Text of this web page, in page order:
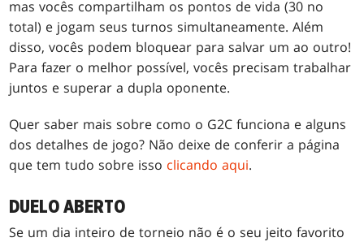
mas vocês compartilham os pontos de vida (30 no
total) e jogam seus turnos simultaneamente. Além
disso, vocês podem bloquear para salvar um ao outro!
Para fazer o melhor possível, vocês precisam trabalhar
juntos e superar a dupla oponente.
Quer saber mais sobre como o G2C funciona e alguns
dos detalhes de jogo? Não deixe de conferir a página
que tem tudo sobre isso clicando aqui.
DUELO ABERTO
Se um dia inteiro de torneio não é o seu jeito favorito